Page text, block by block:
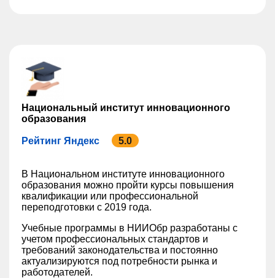
Национальный институт инновационного
образования
Рейтинг Яндекс 5.0
В Национальном институте инновационного
образования можно пройти курсы повышения
квалификации или профессиональной
переподготовки с 2019 года.
Учебные программы в НИИОбр разработаны с
учетом профессиональных стандартов и
требований законодательства и постоянно
актуализируются под потребности рынка и
работодателей.